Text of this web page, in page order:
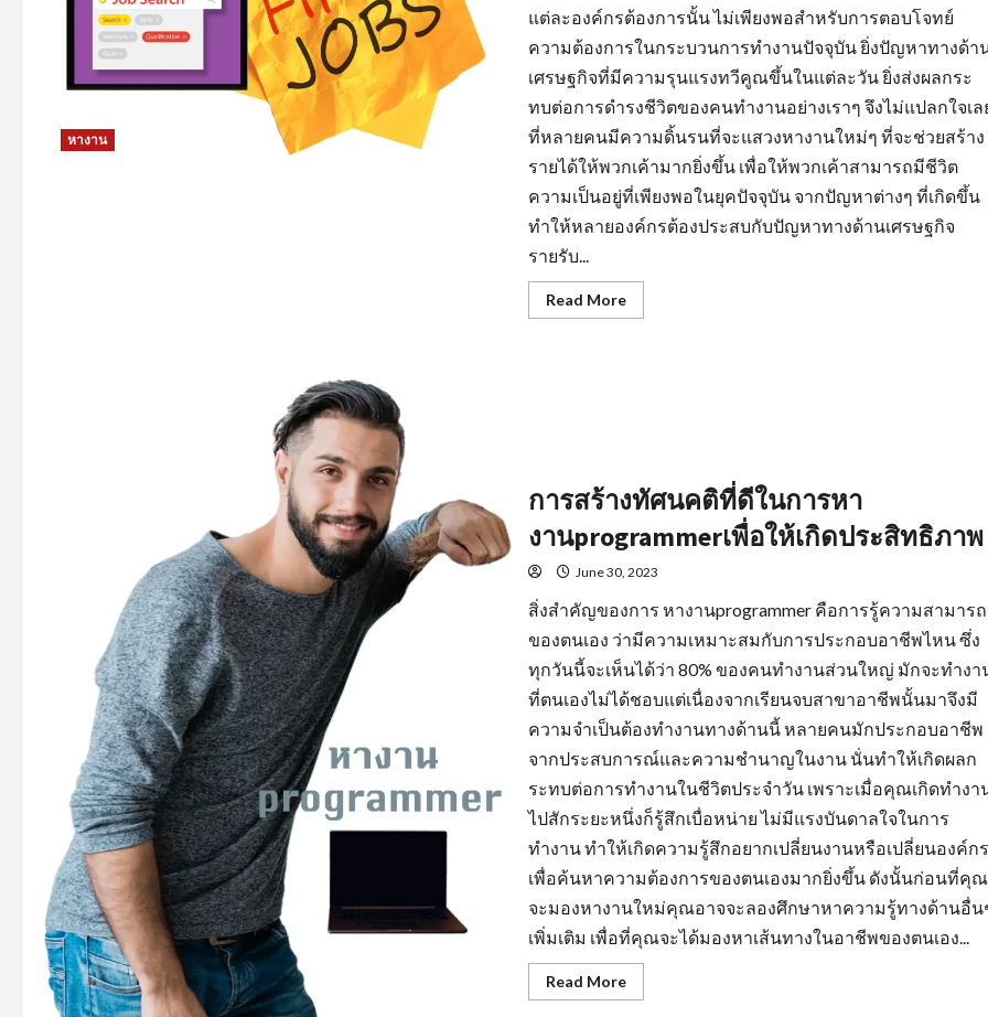
หางาน
แต่ละองค์กรต้องการนั้น ไม่เพียงพอสำหรับการตอบโจทย์
ความต้องการในกระบวนการทำงานปัจจุบัน ยิ่งปัญหาทางด้า
เศรษฐกิจที่มีความรุนแรงทวีคูณขึ้นในแต่ละวัน ยิ่งส่งผลกระ
ทบต่อการดำรงชีวิตของคนทำงานอย่างเราๆ จึงไม่แปลกใจเล
ที่หลายคนมีความดิ้นรนที่จะแสวงหางานใหม่ๆ ที่จะช่วยสร้าง
รายได้ให้พวกเค้ามากยิ่งขึ้น เพื่อให้พวกเค้าสามารถมีชีวิต
ความเป็นอยู่ที่เพียงพอในยุคปัจจุบัน จากปัญหาต่างๆ ที่เกิดขึ้น
ทำให้หลายองค์กรต้องประสบกับปัญหาทางด้านเศรษฐกิจ
รายรับ...
Read MoreRead
more
ประกอบ
การ
การสร้างทัศนคติที่ดีในการหา
งานprogrammerเพื่อให้เกิดประสิทธิภาพ
June 30, 2023
สิ่งสำคัญของการ หางานprogrammer คือการรู้ความสามารถ
ของตนเอง ว่ามีความเหมาะสมกับการประกอบอาชีพไหน ซึ่ง
ทุกวันนี้จะเห็นได้ว่า 80% ของคนทำงานส่วนใหญ่ มักจะทำงา
ที่ตนเองไม่ได้ชอบแต่เนื่องจากเรียนจบสาขาอาชีพนั้นมาจึงมี
ความจำเป็นต้องทำงานทางด้านนี้ หลายคนมักประกอบอาชีพ
จากประสบการณ์และความชำนาญในงาน นั่นทำให้เกิดผลก
ระทบต่อการทำงานในชีวิตประจำวัน เพราะเมื่อคุณเกิดทำงา
ไปสักระยะหนึ่งก็รู้สึกเบื่อหน่าย ไม่มีแรงบันดาลใจในการ
ทำงาน ทำให้เกิดความรู้สึกอยากเปลี่ยนงานหรือเปลี่ยนองค์กร
เพื่อค้นหาความต้องการของตนเองมากยิ่งขึ้น ดังนั้นก่อนที่คุณ
จะมองหางานใหม่คุณอาจจะลองศึกษาหาความรู้ทางด้านอื่น
เพิ่มเติม เพื่อที่คุณจะได้มองหาเส้นทางในอาชีพของตนเอง...
Read MoreRead
more